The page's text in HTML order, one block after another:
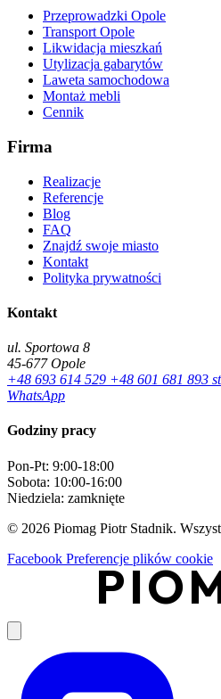
Przeprowadzki Opole
Transport Opole
Likwidacja mieszkań
Utylizacja gabarytów
Laweta samochodowa
Montaż mebli
Cennik
Firma
Realizacje
Referencje
Blog
FAQ
Znajdź swoje miasto
Kontakt
Polityka prywatności
Kontakt
ul. Sportowa 8
45-677 Opole
+48 693 614 529 +48 601 681 893
WhatsApp
Godziny pracy
Pon-Pt: 9:00-18:00
Sobota: 10:00-16:00
Niedziela: zamknięte
© 2026 Piomag Piotr Stadnik.
Facebook Preferencje plików cookie